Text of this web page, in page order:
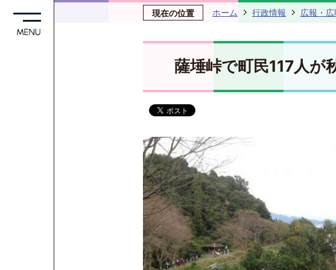
現在の位置 ホーム 行政情報 広報・広
薩埵峠で町民117人が